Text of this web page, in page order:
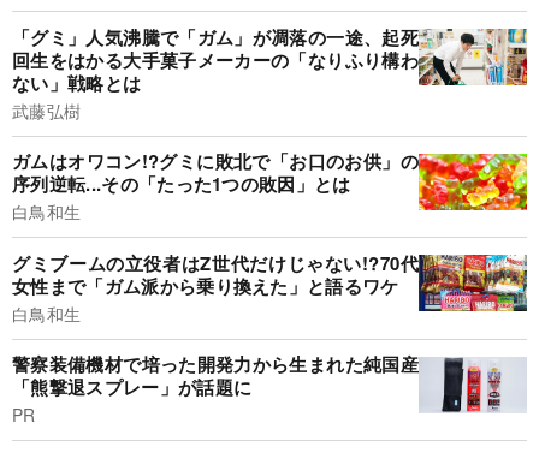
「グミ」人気沸騰で「ガム」が凋落の一途、起死
回生をはかる大手菓子メーカーの「なりふり構わ
ない」戦略とは
武藤弘樹
ガムはオワコン!?グミに敗北で「お口のお供」の
序列逆転...その「たった1つの敗因」とは
白鳥和生
グミブームの立役者はZ世代だけじゃない!?70代
女性まで「ガム派から乗り換えた」と語るワケ
白鳥和生
警察装備機材で培った開発力から生まれた純国産
「熊撃退スプレー」が話題に
PR